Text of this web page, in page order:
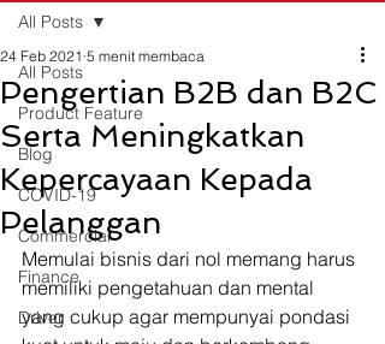
All Posts
Product Feature
Blog
COVID-19
Commercial
Finance
Driver
All Posts
Pengertian B2B dan B2C
Serta Meningkatkan
Kepercayaan Kepada
Pelanggan
24 Feb 2021 5 menit membaca
Memulai bisnis dari nol memang harus
memiliki pengetahuan dan mental
yang cukup agar mempunyai pondasi